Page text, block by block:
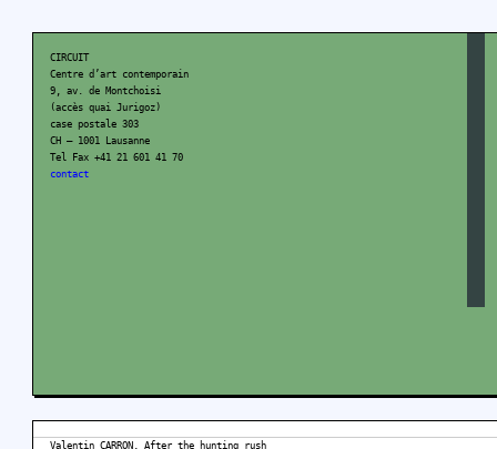
CIRCUIT
Centre d’art contemporain
9, av. de Montchoisi
(accès quai Jurigoz)
case postale 303
CH – 1001 Lausanne
Tel Fax +41 21 601 41 70
contact
Valentin CARRON, After the hunting rush